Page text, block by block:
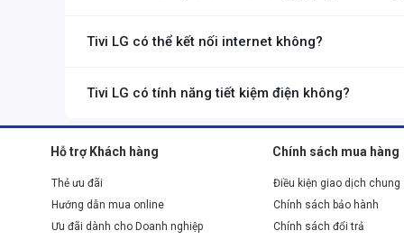
Tivi LG có thể kết nối internet không?
Tivi LG có tính năng tiết kiệm điện không?
Nhiều mẫu tivi LG được thiết kế với chế độ tiết kiệm năng
Hỗ trợ Khách hàng
Thẻ ưu đãi
Hướng dẫn mua online
Ưu đãi dành cho Doanh nghiệp
Chính sách mua hàng
Điều kiện giao dịch chung
Chính sách bảo hành
Chính sách đổi trả